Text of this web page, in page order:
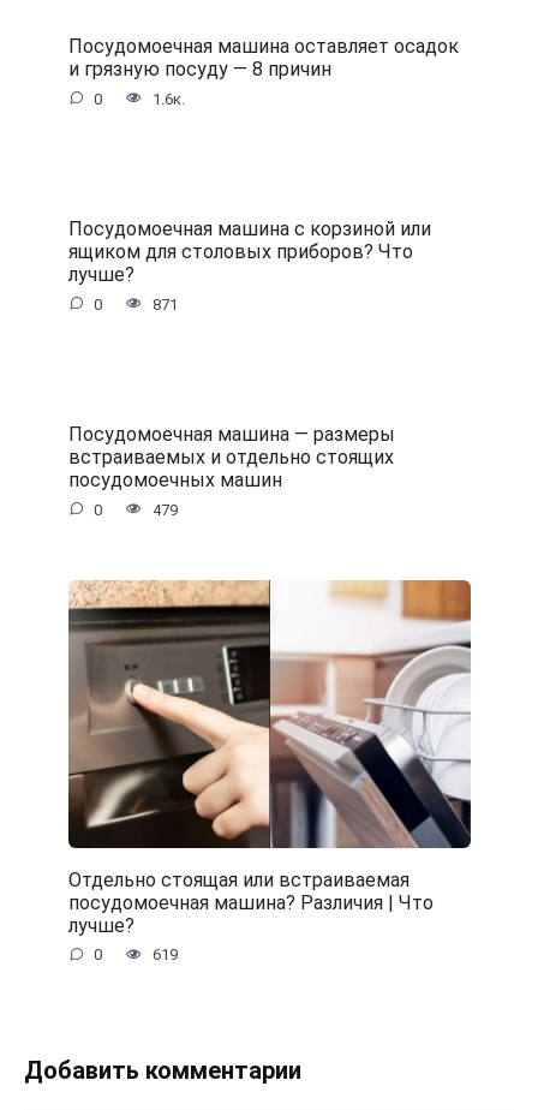
Посудомоечная машина оставляет осадок
и грязную посуду — 8 причин
0 1.6к.
Посудомоечная машина с корзиной или
ящиком для столовых приборов? Что
лучше?
0 871
Посудомоечная машина — размеры
встраиваемых и отдельно стоящих
посудомоечных машин
0 479
Отдельно стоящая или встраиваемая
посудомоечная машина? Различия | Что
лучше?
0 619
Добавить комментарии